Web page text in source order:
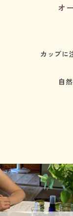
オ
カップに
自